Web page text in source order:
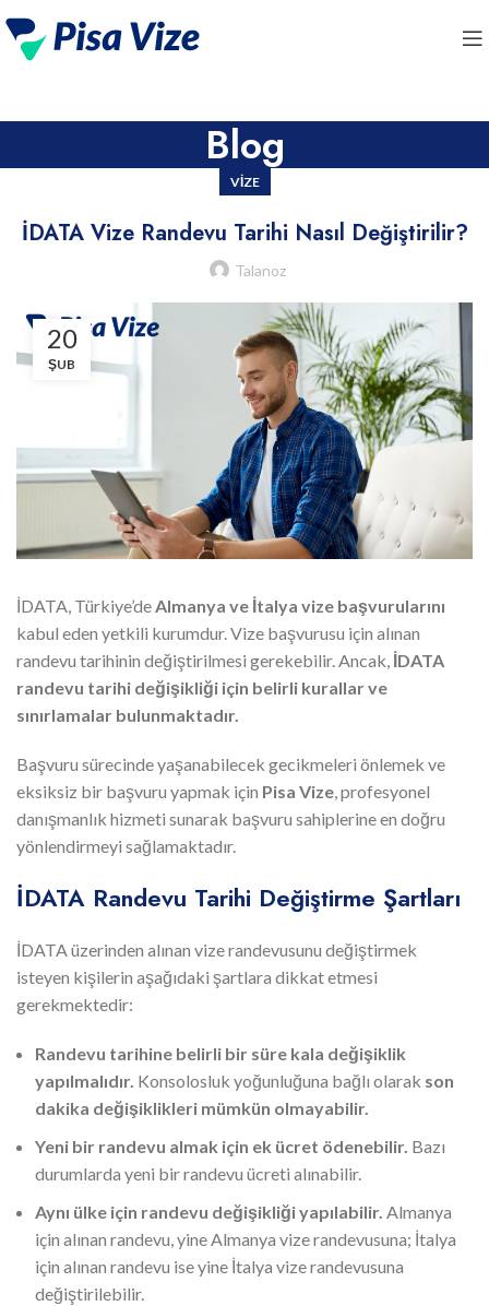
Blog
VIZE
İDATA Vize Randevu Tarihi Nasıl Değiştirilir?
Talanoz
20
ŞUB
İDATA, Türkiye’deAlmanya ve İtalya vize başvurularını
kabul eden yetkili kurumdur. Vize başvurusu için alınan
randevu tarihinin değiştirilmesi gerekebilir. Ancak, İDATA
randevu tarihi değişikliği için belirli kurallar ve
sınırlamalar bulunmaktadır.
Başvuru sürecinde yaşanabilecek gecikmeleri önlemek ve
eksiksiz bir başvuru yapmak için Pisa Vize, profesyonel
danışmanlık hizmeti sunarak başvuru sahiplerine en doğru
yönlendirmeyi sağlamaktadır.
İDATA Randevu Tarihi Değiştirme Şartları
İDATA üzerinden alınan vize randevusunu değiştirmek
isteyen kişilerin aşağıdaki şartlara dikkat etmesi
gerekmektedir:
Randevu tarihine belirli bir süre kala değişiklik
yapılmalıdır. Konsolosluk yoğunluğuna bağlı olarak son
dakika değişiklikleri mümkün olmayabilir.
Yeni bir randevu almak için ek ücret ödenebilir. Bazı
durumlarda yeni bir randevu ücreti alınabilir.
Aynı ülke için randevu değişikliği yapılabilir. Almanya
için alınan randevu, yine Almanya vize randevusuna; İtalya
için alınan randevu ise yine İtalya vize randevusuna
değiştirilebilir.